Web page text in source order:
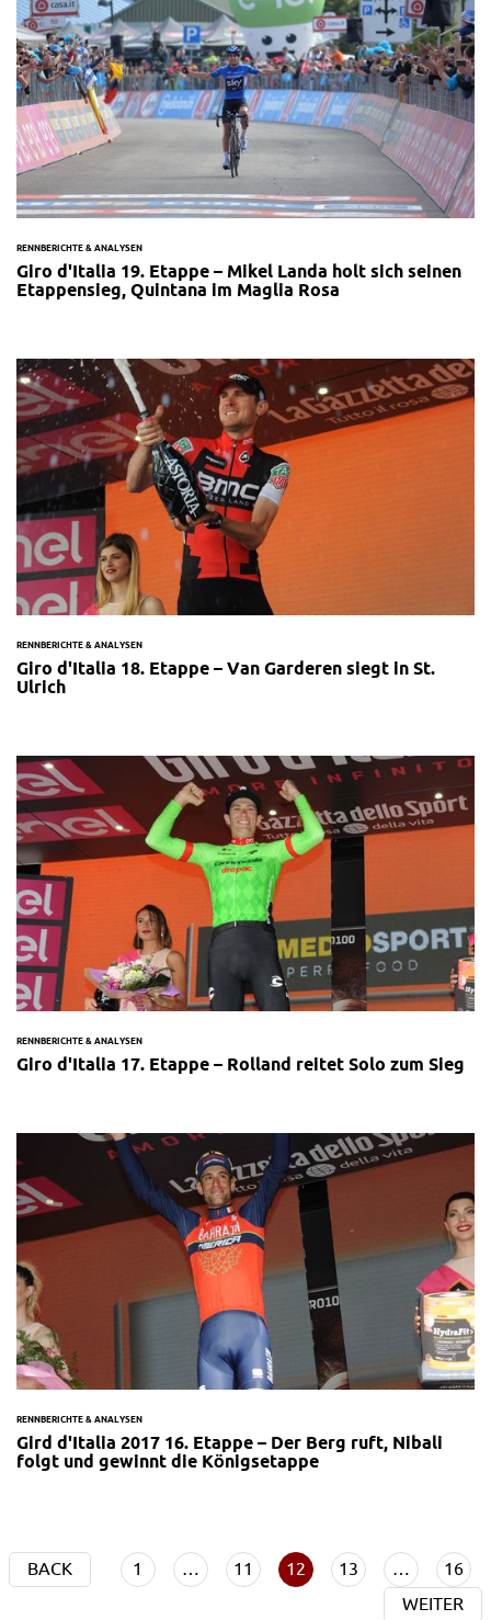
RENNBERICHTE & ANALYSEN
Giro d'Italia 19. Etappe – Mikel Landa holt sich seinen
Etappensieg, Quintana im Maglia Rosa
RENNBERICHTE & ANALYSEN
Giro d'Italia 18. Etappe – Van Garderen siegt in St.
Ulrich
RENNBERICHTE & ANALYSEN
Giro d'Italia 17. Etappe – Rolland reitet Solo zum Sieg
RENNBERICHTE & ANALYSEN
Gird d'Italia 2017 16. Etappe – Der Berg ruft, Nibali
folgt und gewinnt die Königsetappe
BACK 1 … 11 12 13 …
16
WEITER